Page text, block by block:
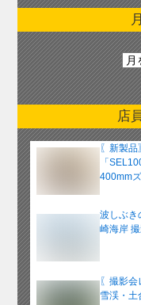
月
別
ア
ー
カ
イ
ブ
店
〖新製
「
400mm
波しぶ
崎海岸
〖撮影
雪渓・土